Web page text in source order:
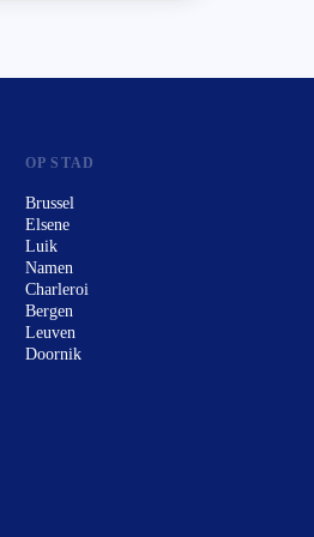
OP STAD
Brussel
Elsene
Luik
Namen
Charleroi
Bergen
Leuven
Doornik